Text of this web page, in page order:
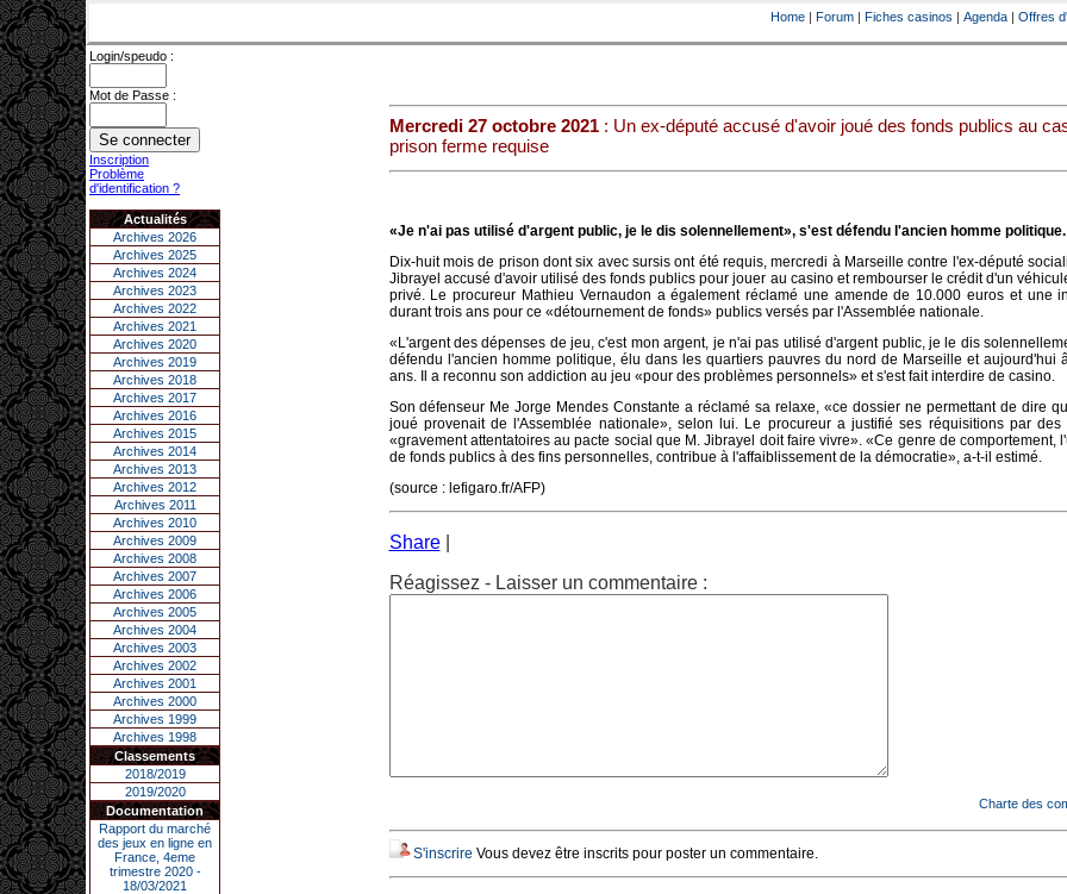
Home | Forum | Fiches casinos | Agenda | Offres
Login/speudo :
Mot de Passe :
Inscription
Problème
d'identification ?
Actualités
Archives 2026
Archives 2025
Archives 2024
Archives 2023
Archives 2022
Archives 2021
Archives 2020
Archives 2019
Archives 2018
Archives 2017
Archives 2016
Archives 2015
Archives 2014
Archives 2013
Archives 2012
Archives 2011
Archives 2010
Archives 2009
Archives 2008
Archives 2007
Archives 2006
Archives 2005
Archives 2004
Archives 2003
Archives 2002
Archives 2001
Archives 2000
Archives 1999
Archives 1998
Classements
2018/2019
2019/2020
Documentation
Rapport du marché
des jeux en ligne en
France, 4eme
trimestre 2020 -
18/03/2021
Mercredi 27 octobre 2021: Un ex-député accusé d'avoir joué des fonds publics au
prison ferme requise
«Je n'ai pas utilisé d'argent public, je le dis solennellement», s'est défendu l'ancien homme politique.
Dix-huit mois de prison dont six avec sursis ont été requis, mercredi à Marseille contre l'ex-député
Jibrayel accusé d'avoir utilisé des fonds publics pour jouer au casino et rembourser le crédit d'un
privé. Le procureur Mathieu Vernaudon a également réclamé une amende de 10.000 euros et une
durant trois ans pour ce «détournement de fonds» publics versés par l'Assemblée nationale.
«L'argent des dépenses de jeu, c'est mon argent, je n'ai pas utilisé d'argent public, je le dis
défendu l'ancien homme politique, élu dans les quartiers pauvres du nord de Marseille et aujourd'hui
ans. Il a reconnu son addiction au jeu «pour des problèmes personnels» et s'est fait interdire de casino.
Son défenseur Me Jorge Mendes Constante a réclamé sa relaxe, «ce dossier ne permettant de dire
joué provenait de l'Assemblée nationale», selon lui. Le procureur a justifié ses réquisitions par des
«gravement attentatoires au pacte social que M. Jibrayel doit faire vivre». «Ce genre de comportement,
de fonds publics à des fins personnelles, contribue à l'affaiblissement de la démocratie», a-t-il estimé.
(source : lefigaro.fr/AFP)
Share
Réagissez - Laisser un commentaire :
Charte des
S'inscrire Vous devez être inscrits pour poster un commentaire.